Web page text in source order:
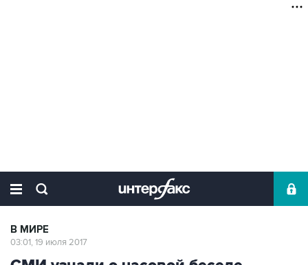
В МИРЕ
03:01, 19 июля 2017